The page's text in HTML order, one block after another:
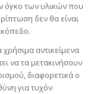
όγκο των υλικών που
δεν θα είναι
αντικείμενα
να τα μετακινήσουν
διαφορετικά ο
για τυχόν